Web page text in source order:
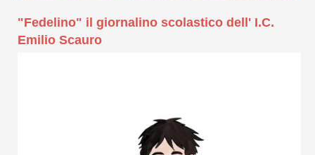
"Fedelino" il giornalino scolastico dell' I.C.
Emilio Scauro